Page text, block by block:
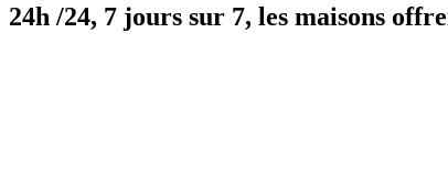
24h /24, 7 jours sur 7, les maisons